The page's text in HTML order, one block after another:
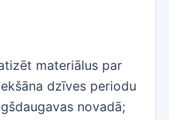
materiālus par
dzīves periodu
novadā;